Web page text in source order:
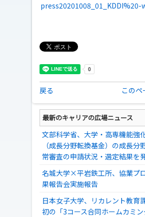
press20201008_01_KDDI%20-
戻る この
最新のキャリアの広場ニュース
文部科学省、大学・高専機能強
（成長分野転換基金）の成長分
常審査の申請状況・選定結果を
名城大学×平岩鉄工所、協業プ
果報告会実施報告
日本女子大学、リカレント教育
初の「3コース合同ホームカミ